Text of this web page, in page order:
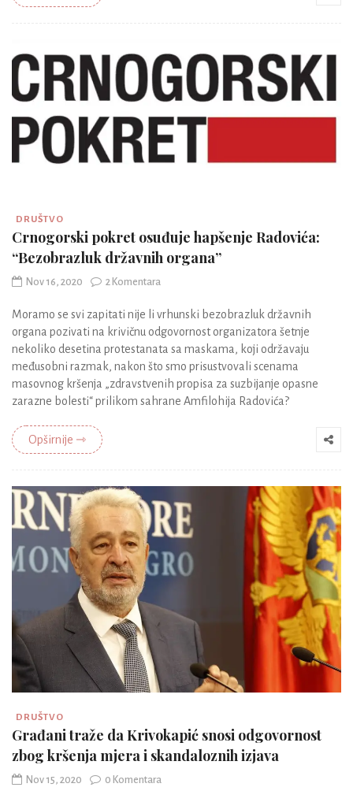
DRUŠTVO
Crnogorski pokret osuđuje hapšenje Radovića:
“Bezobrazluk državnih organa”
Nov 16, 2020 2 Komentara
Moramo se svi zapitati nije li vrhunski bezobrazluk državnih
organa pozivati na krivičnu odgovornost organizatora šetnje
nekoliko desetina protestanata sa maskama, koji održavaju
međusobni razmak, nakon što smo prisustvovali scenama
masovnog kršenja „zdravstvenih propisa za suzbijanje opasne
zarazne bolesti“ prilikom sahrane Amfilohija Radovića?
Opširnije ⇾
DRUŠTVO
Građani traže da Krivokapić snosi odgovornost
zbog kršenja mjera i skandaloznih izjava
Nov 15, 2020 0 Komentara